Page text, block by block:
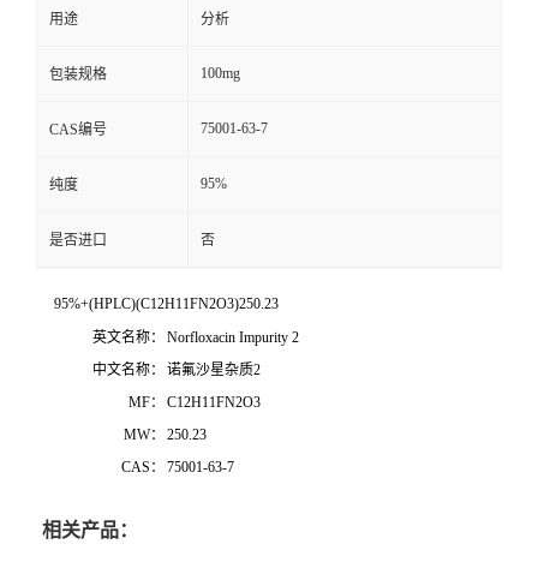
用途 分析
包装规格 100mg
CAS编号 75001-63-7
纯度 95%
是否进口 否
95%+(HPLC)(C12H11FN2O3)250.23
英文名称：
Norfloxacin Impurity 2
中文名称：
诺氟沙星杂质2
MF：
C12H11FN2O3
MW：
250.23
CAS：
75001-63-7
相关产品：